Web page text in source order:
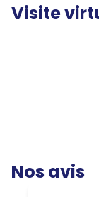
Visite
Nos avis